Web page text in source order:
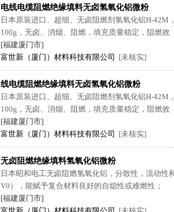
电线电缆阻燃绝缘填料无卤氢氧化铝微粉
日本原装进口、超细、无卤阻燃剂氢氧化铝H-42M
100g，无卤、消烟、阻燃，填充质量稳定，阻燃效
[福建厦门市]
富世新（厦门）材料科技有限公司
[未核实]
线电缆阻燃绝缘填料无卤氢氧化铝微粉
日本原装进口、超细、无卤阻燃剂氢氧化铝H-42M
100g，无卤、消烟、阻燃，填充质量稳定，阻燃效
[福建厦门市]
富世新（厦门）材料科技有限公司
[未核实]
无卤阻燃绝缘填料氢氧化铝微粉
日本昭和电工无卤阻燃氢氧化铝，分散性，流动性
V0），能赋予复合材料良好的自熄性或难燃性；
[福建厦门市]